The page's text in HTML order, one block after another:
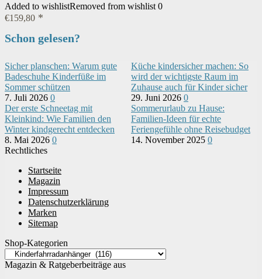
Added to wishlistRemoved from wishlist 0
€159,80
Schon gelesen?
Sicher planschen: Warum gute
Badeschuhe Kinderfüße im
Sommer schützen
7. Juli 2026 0
Küche kindersicher machen: So
wird der wichtigste Raum im
Zuhause auch für Kinder sicher
29. Juni 2026 0
Der erste Schneetag mit
Kleinkind: Wie Familien den
Winter kindgerecht entdecken
8. Mai 2026 0
Sommerurlaub zu Hause:
Familien-Ideen für echte
Feriengefühle ohne Reisebudget
14. November 2025 0
Rechtliches
Startseite
Magazin
Impressum
Datenschutzerklärung
Marken
Sitemap
Shop-Kategorien
Magazin & Ratgeberbeiträge aus